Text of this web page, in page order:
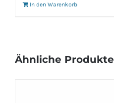
In den Warenkorb
Ähnliche Produkte